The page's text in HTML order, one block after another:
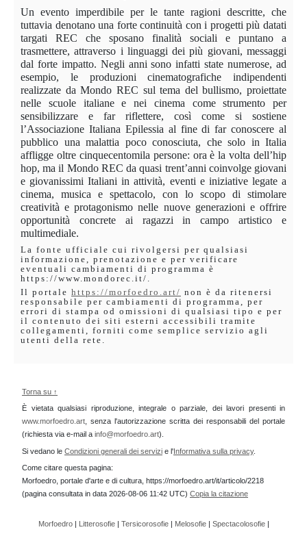
Un evento imperdibile per le tante ragioni descritte, che
tuttavia denotano una forte continuità con i progetti più datati
targati REC che sposano finalità sociali e puntano a
trasmettere, attraverso i linguaggi dei più giovani, messaggi
dal forte impatto. Negli anni sono infatti state numerose, ad
esempio, le produzioni cinematografiche indipendenti
realizzate da Mondo REC sul tema del bullismo, proiettate
nelle scuole italiane e nei cinema come strumento per
sensibilizzare e far riflettere, così come si sostiene
l’Associazione Italiana Epilessia al fine di far conoscere al
pubblico una malattia poco conosciuta, che solo in Italia
affligge oltre cinquecentomila persone: ora è la volta dell’hip
hop, ma il Mondo REC da quasi trent’anni coinvolge giovani
e giovanissimi Italiani in attività, eventi e iniziative legate a
cinema, musica e spettacolo, con lo scopo di stimolare
creatività e protagonismo nelle nuove generazioni e offrire
opportunità concrete ai ragazzi in campo artistico e
multimediale.
La fonte ufficiale cui rivolgersi per qualsiasi
informazione, prenotazione e per verificare
eventuali cambiamenti di programma è
https://www.mondorec.it/.
Il portale https://morfoedro.art/ non è da ritenersi
responsabile per cambiamenti di programma, per
errori di stampa od omissioni di qualsiasi tipo e per
il contenuto dei siti esterni accessibili tramite
collegamenti, forniti come semplice servizio agli
utenti della rete.
Torna su ↑
È vietata qualsiasi riproduzione, integrale o parziale, dei lavori presenti in
www.morfoedro.art , senza l'autorizzazione scritta dei responsabili del portale
(richiesta via e-mail a info@morfoedro.art).
Si vedano le Condizioni generali dei servizi e l'Informativa sulla privacy.
Come citare questa pagina:
Morfoedro, portale d'arte e di cultura, https://morfoedro.art/it/articolo/2218
(pagina consultata in data 2026-08-06 11:42 UTC) Copia la citazione
Morfoedro| Litterosofie| Tersicorosofie| Melosofie| Spectacolosofie|